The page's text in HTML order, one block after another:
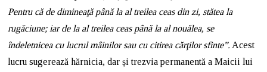
Pentru că de dimineaţă până la al treilea ceas din zi, stătea la
rugăciune; iar de la al treilea ceas până la al nouălea, se
îndeletnicea cu lucrul mâinilor sau cu citirea cărţilor sfinte”. Acest
lucru sugerează hărnicia, dar și trezvia permanentă a Maicii lui